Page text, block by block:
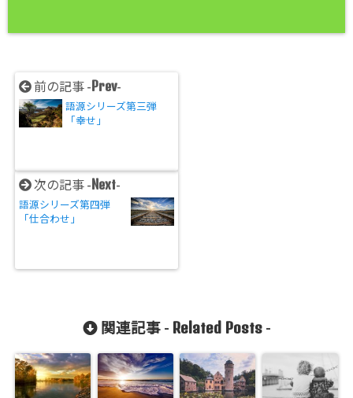
前の記事 -Prev-
語源シリーズ第三弾
「幸せ」
次の記事 -Next-
語源シリーズ第四弾
「仕合わせ」
関連記事 - Related Posts-